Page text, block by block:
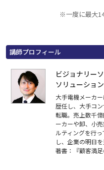
※一度に最大
講師プロフィール
ビジョナリー
ソリューショ
大手電機メーカ
歴任し、大手コ
転職。売上数千
ーカーや卸、小
ルティングを行
し、企業の明日
著書：『顧客満足